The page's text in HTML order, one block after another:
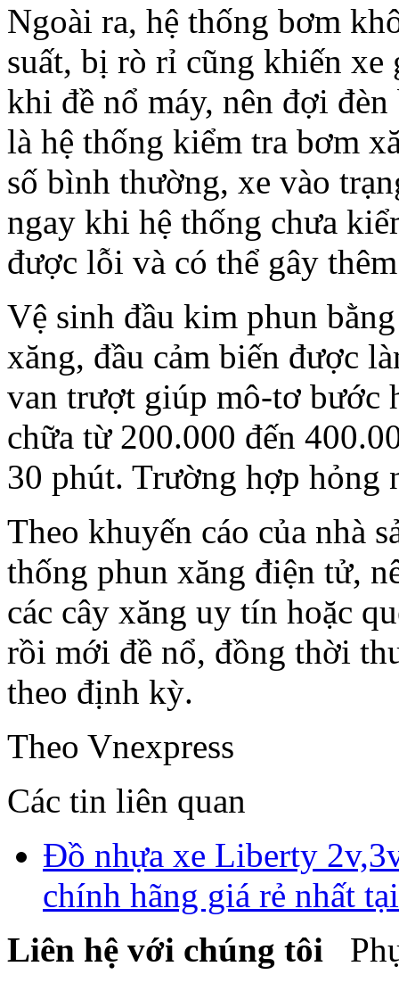
Ngoài ra, hệ thống bơm
suất, bị rò rỉ cũng khiến
khi đề nổ máy, nên đợi
là hệ thống kiểm tra bơm
số bình thường, xe vào
ngay khi hệ thống chưa
được lỗi và có thể gây
Vệ sinh đầu kim phun
xăng, đầu cảm biến được
van trượt giúp mô-tơ bước
chữa từ 200.000 đến
30 phút. Trường hợp hỏng
Theo khuyến cáo của nhà
thống phun xăng điện tử,
các cây xăng uy tín hoặc
rồi mới đề nổ, đồng thời
theo định kỳ.
Theo Vnexpress
Các tin liên quan
Đồ nhựa xe Liberty
chính hãng giá rẻ nhất
Liên hệ với chúng tôi